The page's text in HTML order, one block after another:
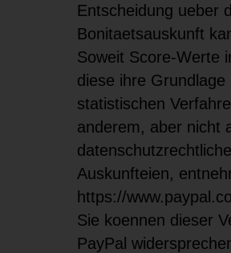
Entscheidung ueber
Bonitaetsauskunft
Soweit Score-Werte
diese ihre
statistischen
anderem, aber nicht
Auskunfteien,
https://
Sie koennen dieser
PayPal